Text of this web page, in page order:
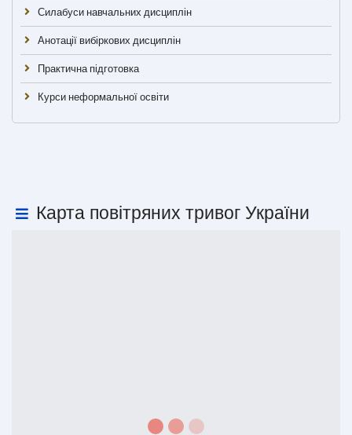
Силабуси навчальних дисциплін
Анотації вибіркових дисциплін
Практична підготовка
Курси неформальної освіти
Карта повітряних тривог України